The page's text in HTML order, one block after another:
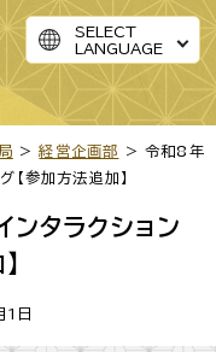
SELECT
LANGUAGE
>経営企画部
> 令和8年
【参加方法追加】
タラクション
1日